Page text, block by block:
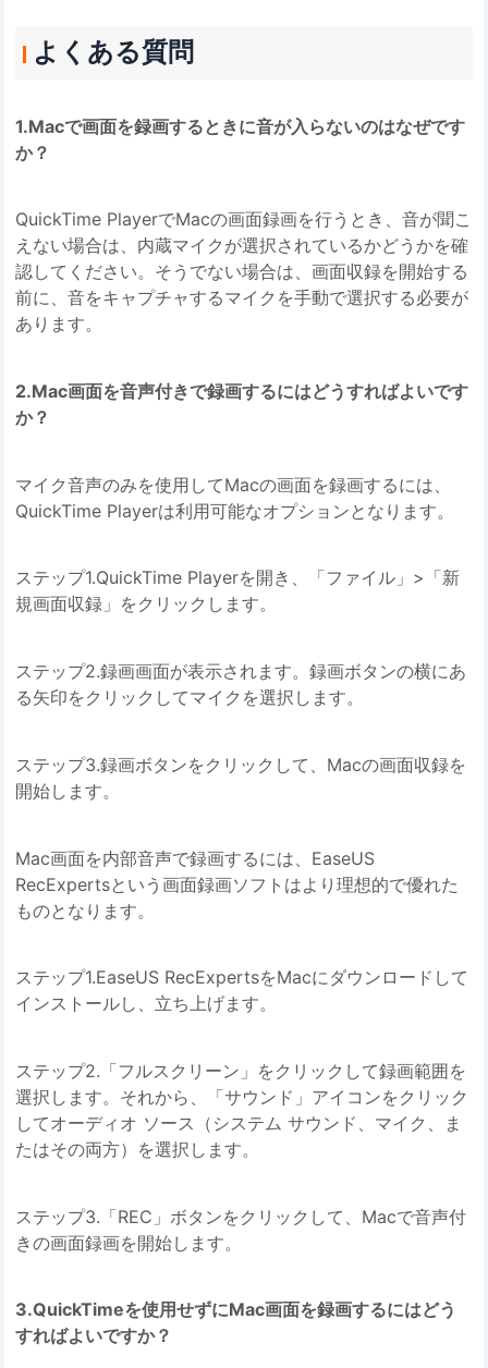
よくある質問
1.Macで画面を録画するときに音が入らないのはなぜです
か？
QuickTime PlayerでMacの画面録画を行うとき、音が聞こ
えない場合は、内蔵マイクが選択されているかどうかを確
認してください。そうでない場合は、画面収録を開始する
前に、音をキャプチャするマイクを手動で選択する必要が
あります。
2.Mac画面を音声付きで録画するにはどうすればよいです
か？
マイク音声のみを使用してMacの画面を録画するには、
QuickTime Playerは利用可能なオプションとなります。
ステップ1.QuickTime Playerを開き、「ファイル」>「新
規画面収録」をクリックします。
ステップ2.録画画面が表示されます。録画ボタンの横にあ
る矢印をクリックしてマイクを選択します。
ステップ3.録画ボタンをクリックして、Macの画面収録を
開始します。
Mac画面を内部音声で録画するには、EaseUS
RecExpertsという画面録画ソフトはより理想的で優れた
ものとなります。
ステップ1.EaseUS RecExpertsをMacにダウンロードして
インストールし、立ち上げます。
ステップ2.「フルスクリーン」をクリックして録画範囲を
選択します。それから、「サウンド」アイコンをクリック
してオーディオ ソース（システム サウンド、マイク、ま
たはその両方）を選択します。
ステップ3.「REC」ボタンをクリックして、Macで音声付
きの画面録画を開始します。
3.QuickTimeを使用せずにMac画面を録画するにはどう
すればよいですか？